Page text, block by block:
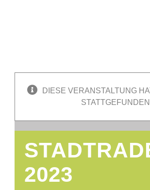
DIESE VERANSTALTUNG
2023